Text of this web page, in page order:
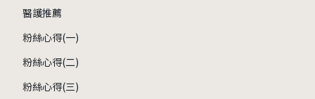
醫護推薦
粉絲心得(一)
粉絲心得(二)
粉絲心得(三)